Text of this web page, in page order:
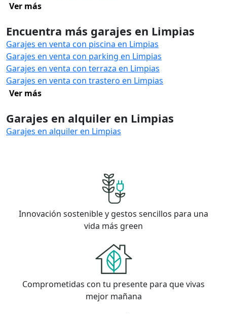
Ver más
Encuentra más garajes en Limpias
Garajes en venta con piscina en Limpias
Garajes en venta con parking en Limpias
Garajes en venta con terraza en Limpias
Garajes en venta con trastero en Limpias
Ver más
Garajes en alquiler en Limpias
Garajes en alquiler en Limpias
Innovación sostenible y gestos sencillos para una
vida más green
Comprometidas con tu presente para que vivas
mejor mañana